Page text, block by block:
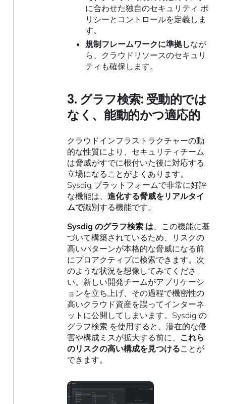
に合わせた独自のセキュリティ ポ
リシーとコントロールを定義しま
す。
規制フレームワークに準拠しなが
ら、クラウドリソースのセキュリ
ティも確保します。
3. グラフ検索: 受動的では
なく、能動的かつ適応的
クラウドインフラストラクチャーの動
的な性質により、セキュリティチーム
は脅威がすでに根付いた後に対応する
立場になることがよくあります。
Sysdig プラットフォームで非常に好評
な機能は、進化する脅威をリアルタイ
ムで識別する機能です。
Sysdig のグラフ検索 は 、こ​​の機能に基
づいて構築されているため、リスクの
高いパターンが本格的な脅威になる前
にプロアクティブに検索できます。次
のような状況を想像してみてくださ
い。新しい開発チームがアプリケーシ
ョンを立ち上げ、その過程で機密性の
高いクラウド資産を誤ってインターネ
ットに公開してしまいます。Sysdig の
グラフ検索 を使用すると、潜在的な侵
害や構成ミスが拡大する前に、 これら
のリスクの高い構成を見つけることが
できます。